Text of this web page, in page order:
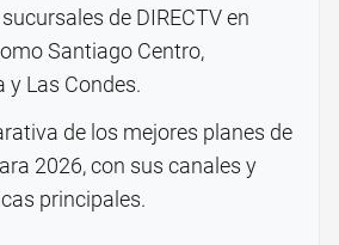
de DIRECTV en
Santiago Centro,
y Las Condes.
de los mejores planes de
2026, con sus canales y
principales.